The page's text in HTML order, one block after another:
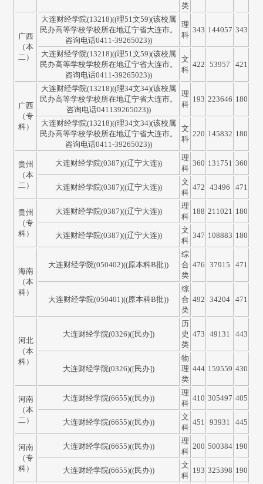
类
广西
（本
二）
大连财经学院(13218)((理51文59)(该校属
民办高等学校学校所在地辽宁省大连市。
咨询电话0411-39265023))
理
科
343 144057 343
大连财经学院(13218)((理51文59)(该校属
民办高等学校学校所在地辽宁省大连市。
咨询电话0411-39265023))
文
科
422 53957 421
广西
（专
科）
大连财经学院(13218)((理34文34)(该校属
民办高等学校学校所在地辽宁省大连市。
咨询电话041139265023))
理
科
193 223646 180
大连财经学院(13218)((理34文34)(该校属
民办高等学校学校所在地辽宁省大连市。
咨询电话0411-39265023))
文
科
220 145832 180
贵州
（本
二）
大连财经学院(0387)((辽宁大连))
理
科
360 131751 360
大连财经学院(0387)((辽宁大连))
文
科
472 43496 471
贵州
（专
科）
大连财经学院(0387)((辽宁大连))
理
科
188 211021 180
大连财经学院(0387)((辽宁大连))
文
科
347 108883 180
海南
（本
科）
大连财经学院(050402)((原本科B批))
综
合
类
476 37915 471
大连财经学院(050401)((原本科B批))
综
合
类
492 34204 471
河北
（本
科）
大连财经学院(0326)([民办])
历
史
类
473 49131 443
大连财经学院(0326)([民办])
物
理
类
444 159559 430
河南
（本
二）
大连财经学院(6655)((民办))
理
科
410 305497 405
大连财经学院(6655)((民办))
文
科
451 93931 445
河南
（专
科）
大连财经学院(6655)((民办))
理
科
200 500384 190
大连财经学院(6655)((民办))
文
科
193 325398 190